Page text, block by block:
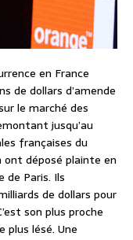
en France
de dollars d’amende
le marché des
jusqu’au
françaises du
ont déposé plainte en
de Paris. Ils
de dollars pour
son plus proche
plus lésé. Une